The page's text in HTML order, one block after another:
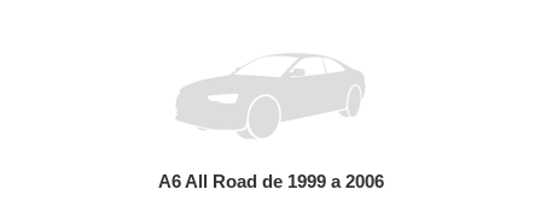
A6 All Road de 1999 a 2006